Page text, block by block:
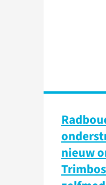
nieuw